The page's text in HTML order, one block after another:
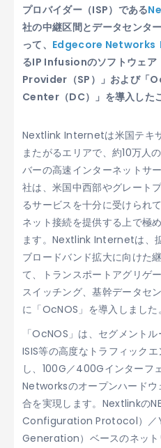
プロバイダー（ISP）である
社の中継区間とデータセンタ
って、 Edgecore Networks
るIP Infusionのソフトウェ
Provider（SP）」および「
Center（DC）」を導入した
Nextlink Internetは米国テキ
またがるエリアで、約10万人
バーの高速インターネットサ
社は、米国中西部やグレート
るサービスを十分に受けられ
ネット接続を提供する上で極
ます。Nextlink Internetは、
ブロードバンド拡大に向けた
て、トランスポートアグリゲ
スイッチング、基幹データセ
に「OcNOS」を導入しました。
「OcNOS」は、セグメントル
ISIS等の高度なトラフィック
し、100G／400Gインターフ
Networksのオープンハードウ
合を実現します。Nextlinkの
Configuration Protocol）／
Generation）ベースのネット